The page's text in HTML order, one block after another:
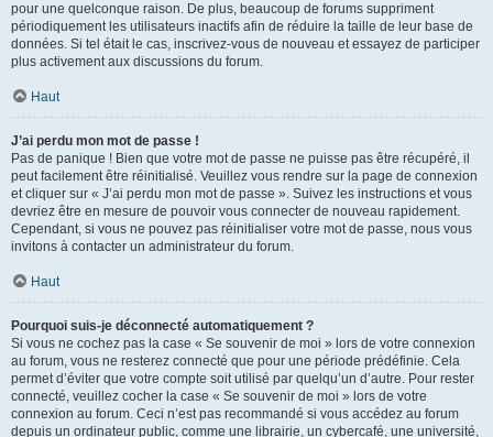
pour une quelconque raison. De plus, beaucoup de forums suppriment
périodiquement les utilisateurs inactifs afin de réduire la taille de leur base de
données. Si tel était le cas, inscrivez-vous de nouveau et essayez de participer
plus activement aux discussions du forum.
Haut
J’ai perdu mon mot de passe !
Pas de panique ! Bien que votre mot de passe ne puisse pas être récupéré, il
peut facilement être réinitialisé. Veuillez vous rendre sur la page de connexion
et cliquer sur « J’ai perdu mon mot de passe ». Suivez les instructions et vous
devriez être en mesure de pouvoir vous connecter de nouveau rapidement.
Cependant, si vous ne pouvez pas réinitialiser votre mot de passe, nous vous
invitons à contacter un administrateur du forum.
Haut
Pourquoi suis-je déconnecté automatiquement ?
Si vous ne cochez pas la case « Se souvenir de moi » lors de votre connexion
au forum, vous ne resterez connecté que pour une période prédéfinie. Cela
permet d’éviter que votre compte soit utilisé par quelqu’un d’autre. Pour rester
connecté, veuillez cocher la case « Se souvenir de moi » lors de votre
connexion au forum. Ceci n’est pas recommandé si vous accédez au forum
depuis un ordinateur public, comme une librairie, un cybercafé, une université,